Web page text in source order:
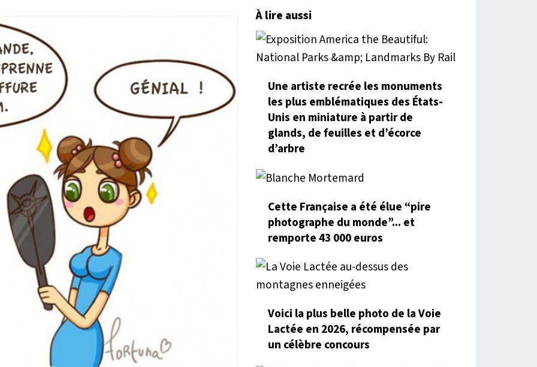
À lire aussi
Une artiste recrée les monuments
les plus emblématiques des États-
Unis en miniature à partir de
glands, de feuilles et d’écorce
d’arbre
Cette Française a été élue “pire
photographe du monde”... et
remporte 43 000 euros
Voici la plus belle photo de la Voie
Lactée en 2026, récompensée par
un célèbre concours